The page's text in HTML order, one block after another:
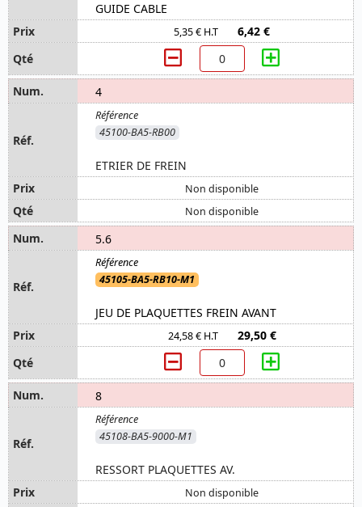
GUIDE CABLE
5,35 € H.T 6,42 €
4
45100-BA5-RB00
ETRIER DE FREIN
Non disponible
Non disponible
5.6
45105-BA5-RB10-M1
JEU DE PLAQUETTES FREIN AVANT
24,58 € H.T 29,50 €
8
45108-BA5-9000-M1
RESSORT PLAQUETTES AV.
Non disponible